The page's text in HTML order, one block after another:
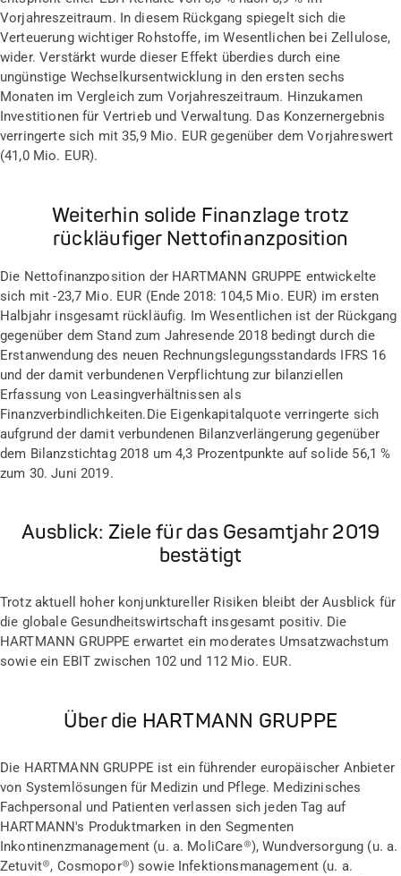
Vorjahreszeitraum. In diesem Rückgang spiegelt sich die
Verteuerung wichtiger Rohstoffe, im Wesentlichen bei Zellulose,
wider. Verstärkt wurde dieser Effekt überdies durch eine
ungünstige Wechselkursentwicklung in den ersten sechs
Monaten im Vergleich zum Vorjahreszeitraum. Hinzukamen
Investitionen für Vertrieb und Verwaltung. Das Konzernergebnis
verringerte sich mit 35,9 Mio. EUR gegenüber dem Vorjahreswert
(41,0 Mio. EUR).
Weiterhin solide Finanzlage trotz
rückläufiger Nettofinanzposition
Die Nettofinanzposition der HARTMANN GRUPPE entwickelte
sich mit -23,7 Mio. EUR (Ende 2018: 104,5 Mio. EUR) im ersten
Halbjahr insgesamt rückläufig. Im Wesentlichen ist der Rückgang
gegenüber dem Stand zum Jahresende 2018 bedingt durch die
Erstanwendung des neuen Rechnungslegungsstandards IFRS 16
und der damit verbundenen Verpflichtung zur bilanziellen
Erfassung von Leasingverhältnissen als
Finanzverbindlichkeiten.Die Eigenkapitalquote verringerte sich
aufgrund der damit verbundenen Bilanzverlängerung gegenüber
dem Bilanzstichtag 2018 um 4,3 Prozentpunkte auf solide 56,1 %
zum 30. Juni 2019.
Ausblick: Ziele für das Gesamtjahr 2019
bestätigt
Trotz aktuell hoher konjunktureller Risiken bleibt der Ausblick für
die globale Gesundheitswirtschaft insgesamt positiv. Die
HARTMANN GRUPPE erwartet ein moderates Umsatzwachstum
sowie ein EBIT zwischen 102 und 112 Mio. EUR.
Über die HARTMANN GRUPPE
Die HARTMANN GRUPPE ist ein führender europäischer Anbieter
von Systemlösungen für Medizin und Pflege. Medizinisches
Fachpersonal und Patienten verlassen sich jeden Tag auf
HARTMANN's Produktmarken in den Segmenten
Inkontinenzmanagement (u. a. MoliCare®), Wundversorgung (u. a.
Zetuvit®, Cosmopor®) sowie Infektionsmanagement (u. a.